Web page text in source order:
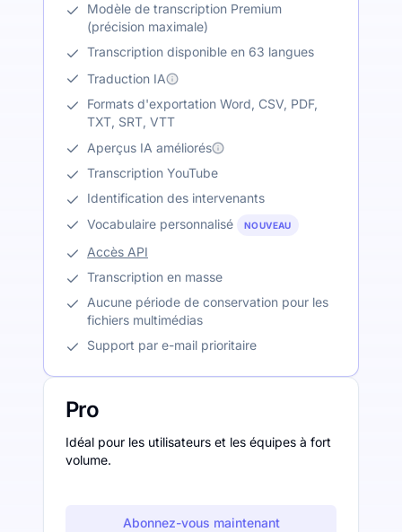
Modèle de transcription Premium
(précision maximale)
Transcription disponible en 63 langues
Traduction IA
Formats d'exportation Word, CSV, PDF,
TXT, SRT, VTT
Aperçus IA améliorés
Transcription YouTube
Identification des intervenants
Vocabulaire personnalisé
NOUVEAU
Accès API
Transcription en masse
Aucune période de conservation pour les
fichiers multimédias
Support par e-mail prioritaire
Pro
Idéal pour les utilisateurs et les équipes à fort
volume.
Abonnez-vous maintenant